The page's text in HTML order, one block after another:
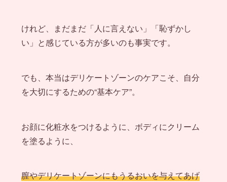
けれど、まだまだ「人に言えない」「恥ずかし
い」と感じている方が多いのも事実です。
でも、本当はデリケートゾーンのケアこそ、自分
を大切にするための“基本ケア”。
お顔に化粧水をつけるように、ボディにクリーム
を塗るように、
膣やデリケートゾーンにもうるおいを与えてあげ